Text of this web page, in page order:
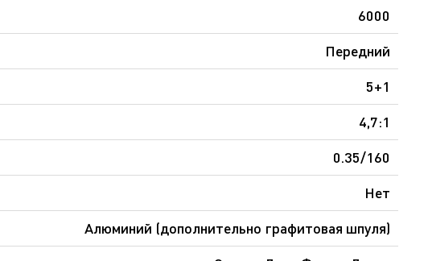
6000
Передний
5+1
4,7:1
0.35/160
Нет
Алюминий (дополнительно графитовая шпуля)